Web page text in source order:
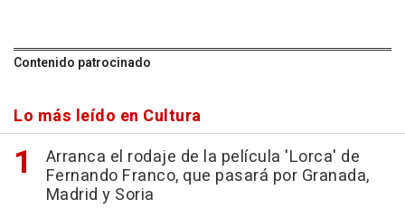
Contenido patrocinado
Lo más leído en Cultura
Arranca el rodaje de la película 'Lorca' de
Fernando Franco, que pasará por Granada,
Madrid y Soria